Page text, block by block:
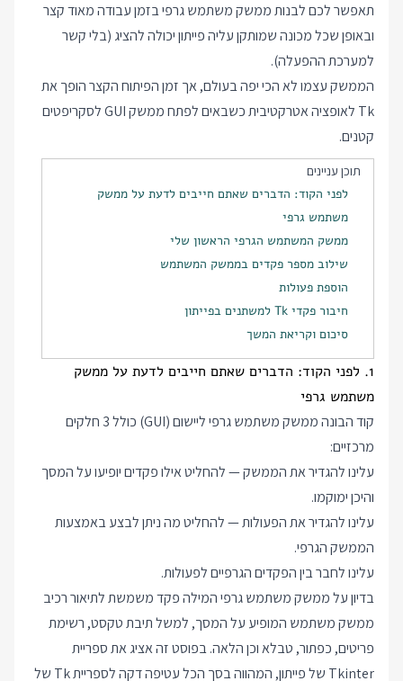
תאפשר לכם לבנות ממשק משתמש גרפי בזמן עבודה מאוד קצר
ובאופן שכל מכונה שמותקן עליה פייתון יכולה להציג (בלי קשר
למערכת ההפעלה).
הממשק עצמו לא הכי יפה בעולם, אך זמן הפיתוח הקצר הופך את
Tk לאופציה אטרקטיבית כשבאים לפתח ממשק GUI לסקריפטים
קטנים.
תוכן עניינים
לפני הקוד: הדברים שאתם חייבים לדעת על ממשק
משתמש גרפי
ממשק המשתמש הגרפי הראשון שלי
שילוב מספר פקדים בממשק המשתמש
הוספת פעולות
חיבור פקדי Tk למשתנים בפייתון
סיכום וקריאת המשך
1. לפני הקוד: הדברים שאתם חייבים לדעת על ממשק
משתמש גרפי
קוד הבונה ממשק משתמש גרפי ליישום (GUI) כולל 3 חלקים
מרכזיים:
עלינו להגדיר את הממשק — להחליט אילו פקדים יופיעו על המסך
והיכן ימוקמו.
עלינו להגדיר את הפעולות — להחליט מה ניתן לבצע באמצעות
הממשק הגרפי.
עלינו לחבר בין הפקדים הגרפיים לפעולות.
בדיון על ממשק משתמש גרפי המילה פקד משמשת לתיאור רכיב
ממשק משתמש המופיע על המסך, למשל תיבת טקסט, רשימת
פריטים, כפתור, טבלא וכן הלאה. בפוסט זה אציג את ספריית
Tkinter של פייתון, המהווה בסך הכל עטיפה דקה לספריית Tk של